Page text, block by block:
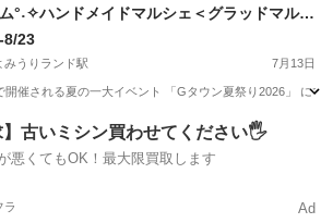
°˖✧ハンドメイドマルシェ＜グラッドマルシ
催
8/23
みうりランド駅 7月13日
開催される夏の一大イベント 「Gタウン夏祭り2026」 に
よみうりランド駅 フリーマーケット
】古いミシン買わせてください🖐️
悪くてもOK！最大限買取します
ラ Ad